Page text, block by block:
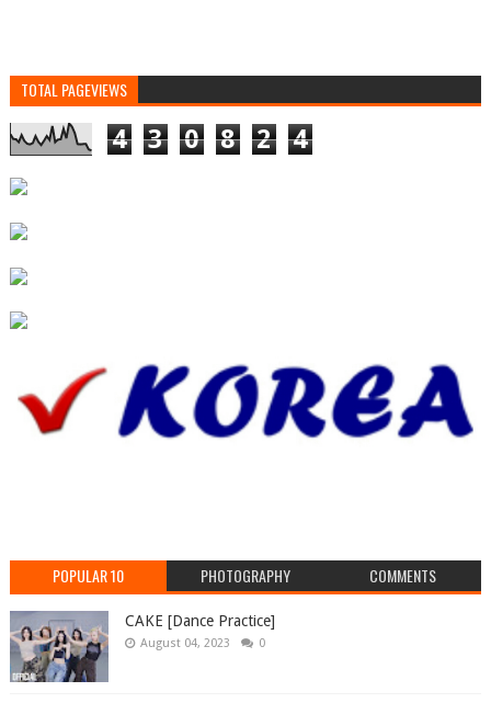
TOTAL PAGEVIEWS
4 3 0 8 2 4
POPULAR 10 PHOTOGRAPHY COMMENTS
CAKE [Dance Practice]
August 04, 2023 0